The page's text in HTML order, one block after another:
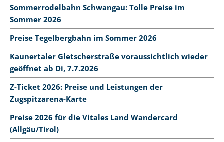
Sommerrodelbahn Schwangau: Tolle Preise im
Sommer 2026
Preise Tegelbergbahn im Sommer 2026
Kaunertaler Gletscherstraße voraussichtlich wieder
geöffnet ab Di, 7.7.2026
Z-Ticket 2026: Preise und Leistungen der
Zugspitzarena-Karte
Preise 2026 für die Vitales Land Wandercard
(Allgäu/Tirol)